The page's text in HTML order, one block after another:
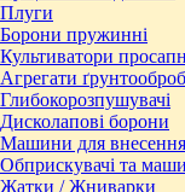
Плуги
Борони пружинні
Культиватори
Агрегати
Глибокорозпушувачі
Дисколапові борони
Машини для
Обприскувачі та
Жатки / Жниварки